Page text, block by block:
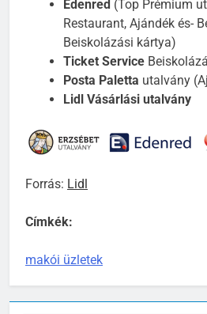
Edenred (Top Prémium
Restaurant, Ajándék és-
Beiskolázási kártya)
Ticket Service
Posta Paletta utalvány
Lidl Vásárlási utalvány
Forrás: Lidl
Címkék:
makói üzletek